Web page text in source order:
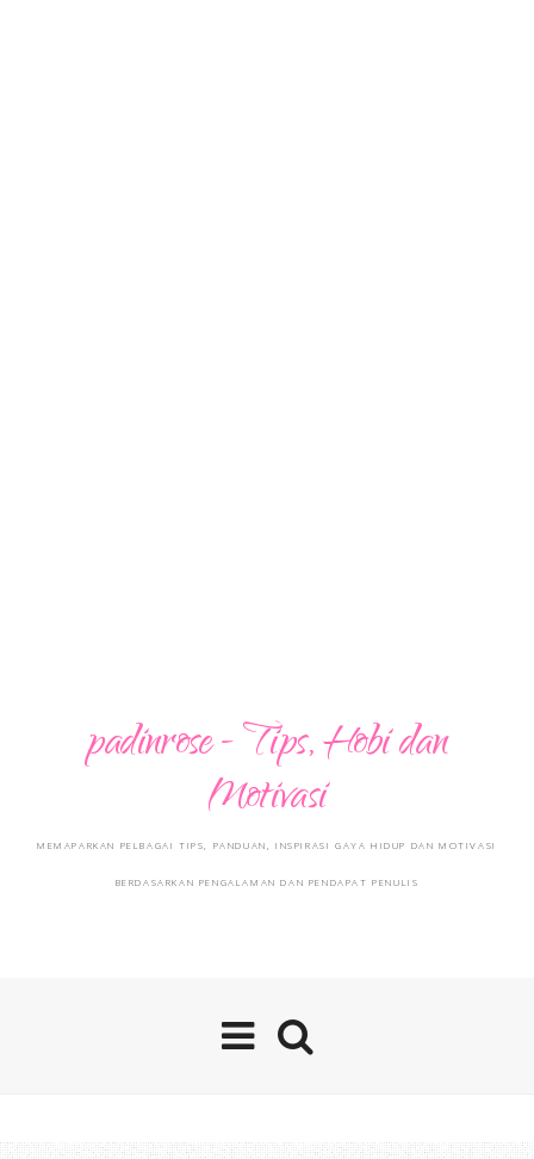
padinrose - Tips, Hobi dan
Motivasi
MEMAPARKAN PELBAGAI TIPS, PANDUAN, INSPIRASI GAYA HIDUP DAN MOTIVASI
BERDASARKAN PENGALAMAN DAN PENDAPAT PENULIS